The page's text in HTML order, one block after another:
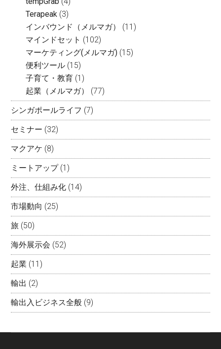
Terapeak (3)
インバウンド（メルマガ）
(11)
マインドセット (102)
マーケティング(メルマガ) (15)
便利ツール (15)
子育て・教育 (1)
起業（メルマガ）
(77)
シンガポールライフ (7)
セミナー (32)
マクアケ (8)
ミートアップ(1)
外注、仕組み化 (14)
市場動向 (25)
旅 (50)
海外展示会 (52)
起業 (11)
輸出 (2)
輸出入ビジネス全般 (9)